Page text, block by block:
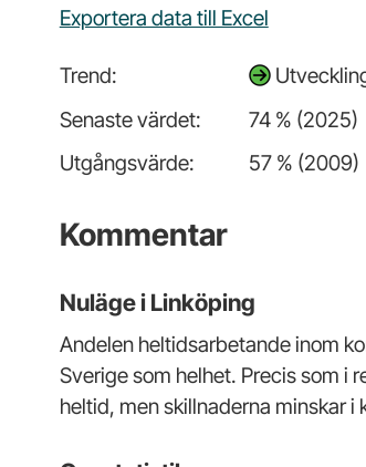
Exportera data till Excel
Trend:
Senaste värdet:
74 % (2025)
Utgångsvärde:
57 % (2009)
Kommentar
Nuläge i Linköping
Andelen heltidsarbetande inom
Sverige som helhet. Precis som i
heltid, men skillnaderna minskar i